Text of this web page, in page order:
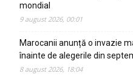
mondial
9 august 2026, 00:01
Marocanii anunță o invazie
înainte de alegerile din
8 august 2026, 18:04